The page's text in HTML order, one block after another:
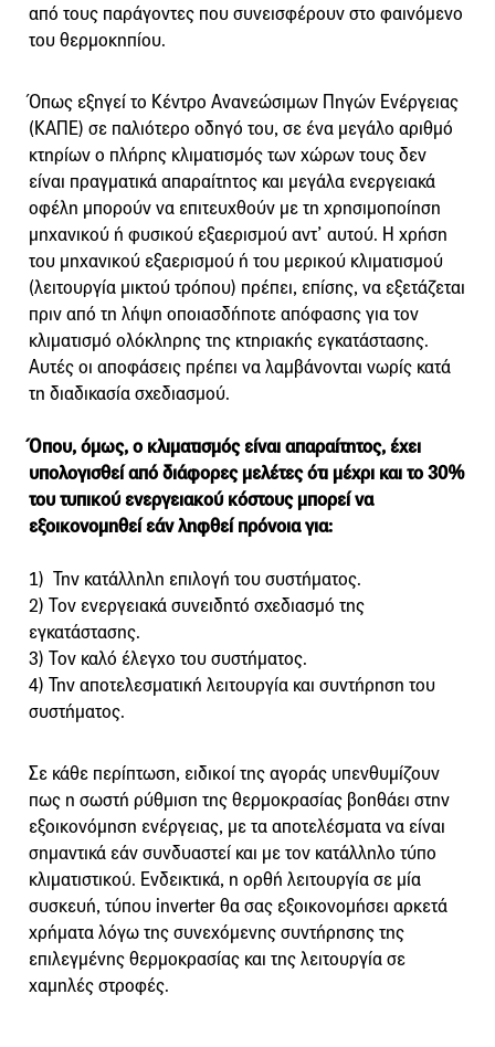
από τους παράγοντες που συνεισφέρουν στο φαινόμενο
του θερμοκηπίου.
Όπως εξηγεί το Κέντρο Ανανεώσιμων Πηγών Ενέργειας
(ΚΑΠΕ) σε παλιότερο οδηγό του, σε ένα µεγάλο αριθµό
κτηρίων ο πλήρης κλιµατισµός των χώρων τους δεν
είναι πραγµατικά απαραίτητος και µεγάλα ενεργειακά
οφέλη µπορούν να επιτευχθούν µε τη χρησιµοποίηση
µηχανικού ή φυσικού εξαερισµού αντ’ αυτού. Η χρήση
του µηχανικού εξαερισµού ή του µερικού κλιµατισµού
(λειτουργία µικτού τρόπου) πρέπει, επίσης, να εξετάζεται
πριν από τη λήψη οποιασδήποτε απόφασης για τον
κλιµατισµό ολόκληρης της κτηριακής εγκατάστασης.
Aυτές οι αποφάσεις πρέπει να λαµβάνονται νωρίς κατά
τη διαδικασία σχεδιασµού.
Όπου, όμως, ο κλιµατισµός είναι απαραίτητος, έχει
υπολογισθεί από διάφορες µελέτες ότι µέχρι και το 30%
του τυπικού ενεργειακού κόστους µπορεί να
εξοικονοµηθεί εάν ληφθεί πρόνοια για:
1) Την κατάλληλη επιλογή του συστήµατος.
2) Τον ενεργειακά συνειδητό σχεδιασµό της
εγκατάστασης.
3) Τον καλό έλεγχο του συστήµατος.
4) Την αποτελεσµατική λειτουργία και συντήρηση του
συστήµατος.
Σε κάθε περίπτωση, ειδικοί της αγοράς υπενθυμίζουν
πως η σωστή ρύθμιση της θερμοκρασίας βοηθάει στην
εξοικονόμηση ενέργειας, με τα αποτελέσματα να είναι
σημαντικά εάν συνδυαστεί και με τον κατάλληλο τύπο
κλιματιστικού. Ενδεικτικά, η ορθή λειτουργία σε μία
συσκευή, τύπου inverter θα σας εξοικονομήσει αρκετά
χρήματα λόγω της συνεχόμενης συντήρησης της
επιλεγμένης θερμοκρασίας και της λειτουργία σε
χαμηλές στροφές.